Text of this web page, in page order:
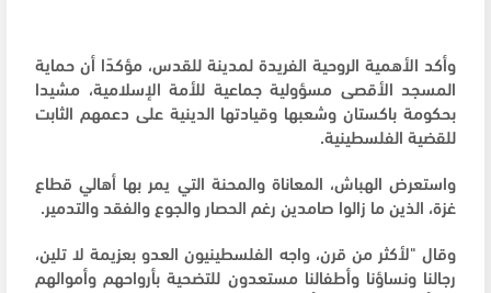
وأكد الأهمية الروحية الفريدة لمدينة للقدس، مؤكدًا أن حماية
المسجد الأقصى مسؤولية جماعية للأمة الإسلامية، مشيدا
بحكومة باكستان وشعبها وقيادتها الدينية على دعمهم الثابت
للقضية الفلسطينية.
واستعرض الهباش، المعاناة والمحنة التي يمر بها أهالي قطاع
غزة، الذين ما زالوا صامدين رغم الحصار والجوع والفقد والتدمير.
وقال "لأكثر من قرن، واجه الفلسطينيون العدو بعزيمة لا تلين،
رجالنا ونساؤنا وأطفالنا مستعدون للتضحية بأرواحهم وأموالهم